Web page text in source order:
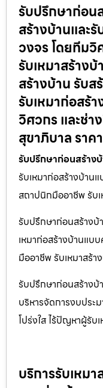
รับปรึกษาก่อน
สร้างบ้านและ
วงจร โดยทีม
รับเหมาสร้าง
สร้างบ้าน รับ
รับเหมาก่อสร้
วิศวกร และช่า
สุขาภิบาล รา
รับปรึกษาก่อนสร้าง
รับเหมาก่อสร้างบ้าน
สถาปนิกมืออาชีพ รับ
รับปรึกษาก่อนสร้างบ้
เหมาก่อสร้างบ้านแบ
มืออาชีพ รับเหมาสร้
รับปรึกษาก่อนสร้างบ้
บริหารจัดการงบประ
โปร่งใส ไร้ปัญหาผู้รับ
บริการรับเหม